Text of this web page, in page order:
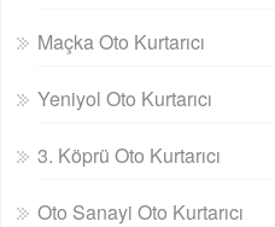
Maçka Oto Kurtarıcı
Yeniyol Oto Kurtarıcı
3. Köprü Oto Kurtarıcı
Oto Sanayi Oto Kurtarıcı